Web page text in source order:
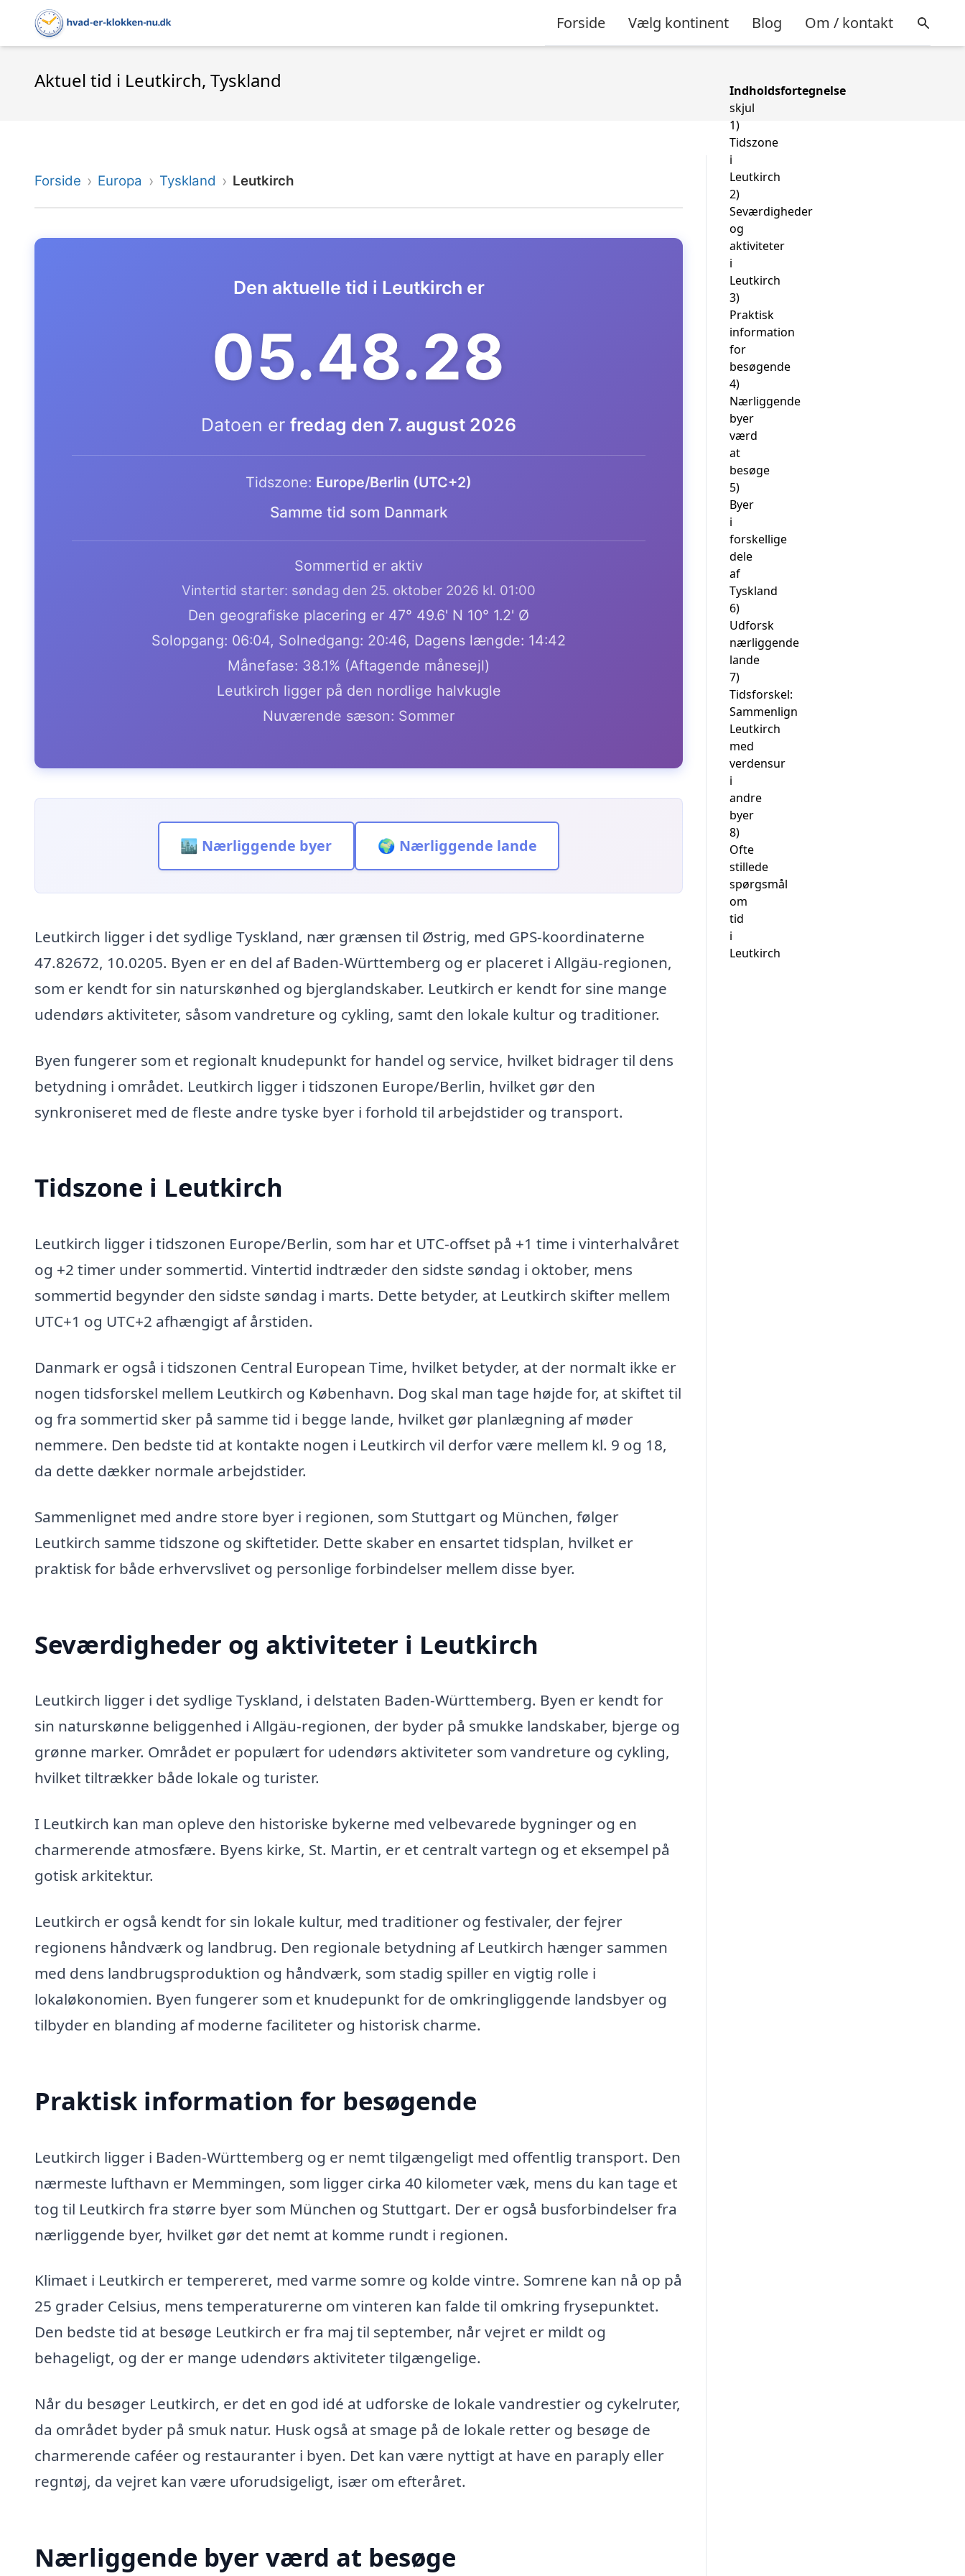
Forside Vælg kontinent Blog Om / kontakt
Aktuel tid i Leutkirch, Tyskland
Forside Europa Tyskland Leutkirch
Den aktuelle tid i Leutkirch er
05.48.29
Datoen er fredag den 7. august 2026
Tidszone: Europe/Berlin (UTC+2)
Samme tid som Danmark
Sommertid er aktiv
Vintertid starter: søndag den 25. oktober 2026 kl. 01:00
Den geografiske placering er 47° 49.6' N 10° 1.2' Ø
Solopgang: 06:04, Solnedgang: 20:46, Dagens længde: 14:42
Månefase: 38.1% (Aftagende månesejl)
Leutkirch ligger på den nordlige halvkugle
Nuværende sæson: Sommer
🏙️ Nærliggende byer 🌍 Nærliggende lande
Leutkirch ligger i det sydlige Tyskland, nær grænsen til Østrig, med GPS-koordinaterne
47.82672, 10.0205. Byen er en del af Baden-Württemberg og er placeret i Allgäu-regionen,
som er kendt for sin naturskønhed og bjerglandskaber. Leutkirch er kendt for sine mange
udendørs aktiviteter, såsom vandreture og cykling, samt den lokale kultur og traditioner.
Byen fungerer som et regionalt knudepunkt for handel og service, hvilket bidrager til dens
betydning i området. Leutkirch ligger i tidszonen Europe/Berlin, hvilket gør den
synkroniseret med de fleste andre tyske byer i forhold til arbejdstider og transport.
Tidszone i Leutkirch
Leutkirch ligger i tidszonen Europe/Berlin, som har et UTC-offset på +1 time i vinterhalvåret
og +2 timer under sommertid. Vintertid indtræder den sidste søndag i oktober, mens
sommertid begynder den sidste søndag i marts. Dette betyder, at Leutkirch skifter mellem
UTC+1 og UTC+2 afhængigt af årstiden.
Danmark er også i tidszonen Central European Time, hvilket betyder, at der normalt ikke er
nogen tidsforskel mellem Leutkirch og København. Dog skal man tage højde for, at skiftet til
og fra sommertid sker på samme tid i begge lande, hvilket gør planlægning af møder
nemmere. Den bedste tid at kontakte nogen i Leutkirch vil derfor være mellem kl. 9 og 18,
da dette dækker normale arbejdstider.
Sammenlignet med andre store byer i regionen, som Stuttgart og München, følger
Leutkirch samme tidszone og skiftetider. Dette skaber en ensartet tidsplan, hvilket er
praktisk for både erhvervslivet og personlige forbindelser mellem disse byer.
Seværdigheder og aktiviteter i Leutkirch
Leutkirch ligger i det sydlige Tyskland, i delstaten Baden-Württemberg. Byen er kendt for
sin naturskønne beliggenhed i Allgäu-regionen, der byder på smukke landskaber, bjerge og
grønne marker. Området er populært for udendørs aktiviteter som vandreture og cykling,
hvilket tiltrækker både lokale og turister.
I Leutkirch kan man opleve den historiske bykerne med velbevarede bygninger og en
charmerende atmosfære. Byens kirke, St. Martin, er et centralt vartegn og et eksempel på
gotisk arkitektur.
Leutkirch er også kendt for sin lokale kultur, med traditioner og festivaler, der fejrer
regionens håndværk og landbrug. Den regionale betydning af Leutkirch hænger sammen
med dens landbrugsproduktion og håndværk, som stadig spiller en vigtig rolle i
lokaløkonomien. Byen fungerer som et knudepunkt for de omkringliggende landsbyer og
tilbyder en blanding af moderne faciliteter og historisk charme.
Praktisk information for besøgende
Leutkirch ligger i Baden-Württemberg og er nemt tilgængeligt med offentlig transport. Den
nærmeste lufthavn er Memmingen, som ligger cirka 40 kilometer væk, mens du kan tage et
tog til Leutkirch fra større byer som München og Stuttgart. Der er også busforbindelser fra
nærliggende byer, hvilket gør det nemt at komme rundt i regionen.
Klimaet i Leutkirch er tempereret, med varme somre og kolde vintre. Somrene kan nå op på
25 grader Celsius, mens temperaturerne om vinteren kan falde til omkring frysepunktet.
Den bedste tid at besøge Leutkirch er fra maj til september, når vejret er mildt og
behageligt, og der er mange udendørs aktiviteter tilgængelige.
Når du besøger Leutkirch, er det en god idé at udforske de lokale vandrestier og cykelruter,
da området byder på smuk natur. Husk også at smage på de lokale retter og besøge de
charmerende caféer og restauranter i byen. Det kan være nyttigt at have en paraply eller
regntøj, da vejret kan være uforudsigeligt, især om efteråret.
Nærliggende byer værd at besøge
Indholdsfortegnelse
skjul
1)
Tidszone
i
Leutkirch
2)
Seværdigheder
og
aktiviteter
i
Leutkirch
3)
Praktisk
information
for
besøgende
4)
Nærliggende
byer
værd
at
besøge
5)
Byer
i
forskellige
dele
af
Tyskland
6)
Udforsk
nærliggende
lande
7)
Tidsforskel:
Sammenlign
Leutkirch
med
verdensur
i
andre
byer
8)
Ofte
stillede
spørgsmål
om
tid
i
Leutkirch